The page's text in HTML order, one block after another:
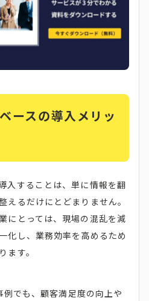
ースの導入メリッ
入することは、単に情報を翻
えるだけにとどまりません。
にとっては、現場の混乱を減
化し、業務効率を高めるため
ます。
でも、顧客満足度の向上や